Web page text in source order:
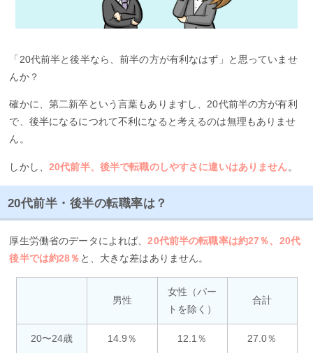
「20代前半と後半なら、前半の方が有利なはず」と思っていませ
んか？
確かに、第二新卒という言葉もありますし、20代前半の方が有利
で、後半になるにつれて不利になると考えるのは無理もありませ
ん。
しかし、20代前半、後半で転職のしやすさに違いはありません。
20代前半・後半の転職率は？
厚生労働省のデータによれば、20代前半の転職率は約27％、20代
後半では約28％ と、大きな差はありません。
男性
女性（パー
トを除く）
合計
20〜24歳 14.9％ 12.1％ 27.0％